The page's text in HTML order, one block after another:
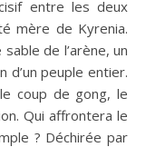
entre les deux
mère de Kyrenia.
de l’arène, un
d’un peuple entier.
coup de gong, le
Qui affrontera le
? Déchirée par